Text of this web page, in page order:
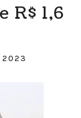
1,6